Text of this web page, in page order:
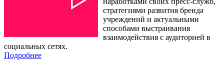
стратегиями развития бренда
учреждений и актуальными
способами выстраивания
взаимодействия с аудиторией в
социальных сетях.
Подробнее